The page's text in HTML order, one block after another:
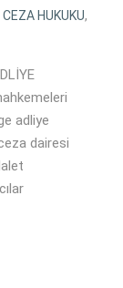
CEZA HUKUKU,
adliye
dairesi